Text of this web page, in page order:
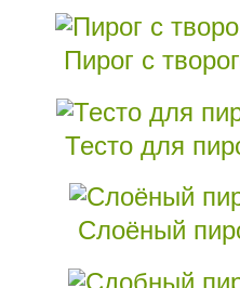
Пирог с
Тесто для
Слоёный